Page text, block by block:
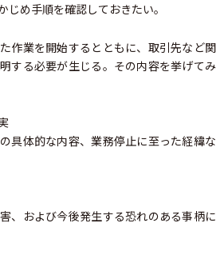
じめ手順を確認しておきたい。
作業を開始するとともに、取引先など関
する必要が生じる。その内容を挙げてみ
具体的な内容、業務停止に至った経緯な
、および今後発生する恐れのある事柄に